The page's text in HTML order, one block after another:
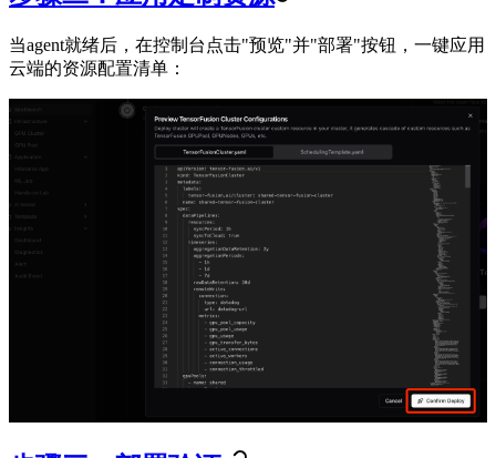
当agent就绪后，在控制台点击"预览"并"部署"按钮，一键应用
云端的资源配置清单：